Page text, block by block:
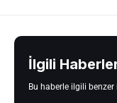
İlgili
Bu haberle ilgili